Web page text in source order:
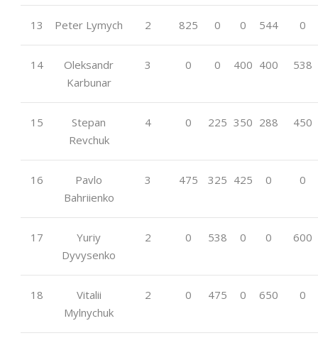
13 Peter Lymych 2 825 0 0 544 0
14
Oleksandr
Karbunar
3 0 0 400 400 538
15
Stepan
Revchuk
4 0 225 350 288 450
16
Pavlo
Bahriienko
3 475 325 425 0 0
17
Yuriy
Dyvysenko
2 0 538 0 0 600
18
Vitalii
Mylnychuk
2 0 475 0 650 0